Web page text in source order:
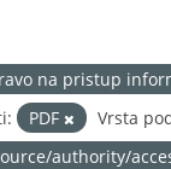
na pristup
PDF
Vrsta
authority/